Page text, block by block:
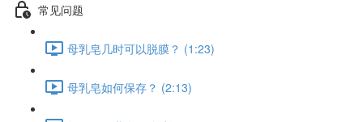
常见问题
母乳皂几时可以脱膜？ (1:23)
母乳皂如何保存？ (2:13)